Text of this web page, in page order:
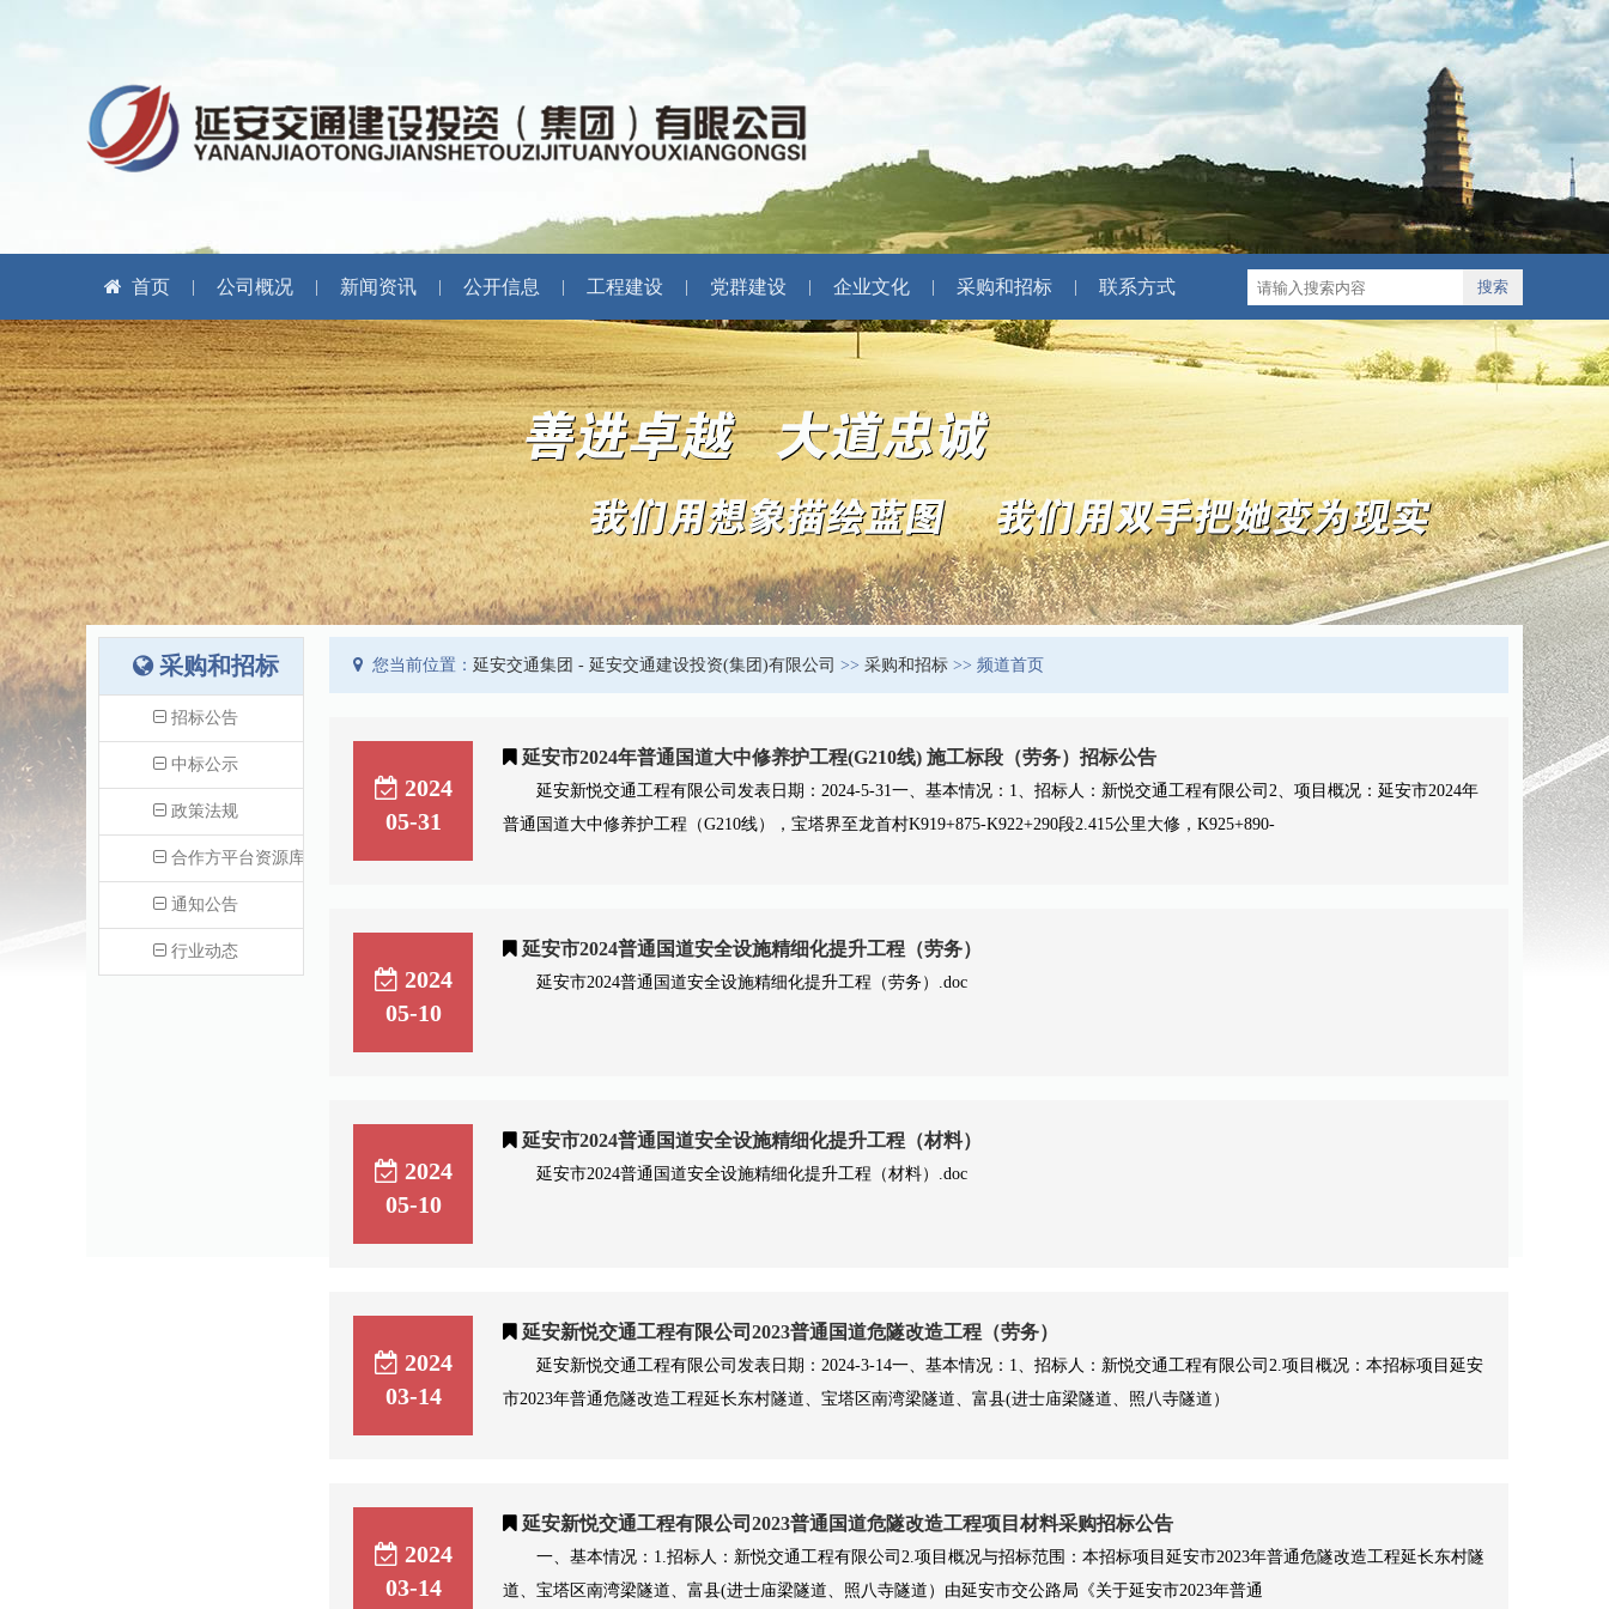
首页 公司概况 新闻资讯 公开信息 工程建设 党群建设 企业文化 采购和招标 联系方式
采购和招标
招标公告
中标公示
政策法规
合作方平台资源库
通知公告
行业动态
您当前位置： 延安交通集团 - 延安交通建设投资(集团)有限公司 >> 采购和招标 >> 频道首页
2024
05-31
延安市2024年普通国道大中修养护工程(G210线) 施工标段（劳务）招标公告
延安新悦交通工程有限公司发表日期：2024-5-31一、基本情况：1、招标人：新悦交通工程有限公司2、项目概况：延安市2024年
普通国道大中修养护工程（G210线），宝塔界至龙首村K919+875-K922+290段2.415公里大修，K925+890-
2024
05-10
延安市2024普通国道安全设施精细化提升工程（劳务）
延安市2024普通国道安全设施精细化提升工程（劳务）.doc
2024
05-10
延安市2024普通国道安全设施精细化提升工程（材料）
延安市2024普通国道安全设施精细化提升工程（材料）.doc
2024
03-14
延安新悦交通工程有限公司2023普通国道危隧改造工程（劳务）
延安新悦交通工程有限公司发表日期：2024-3-14一、基本情况：1、招标人：新悦交通工程有限公司2.项目概况：本招标项目延安
市2023年普通危隧改造工程延长东村隧道、宝塔区南湾梁隧道、富县(进士庙梁隧道、照八寺隧道）
2024
03-14
延安新悦交通工程有限公司2023普通国道危隧改造工程项目材料采购招标公告
一、基本情况：1.招标人：新悦交通工程有限公司2.项目概况与招标范围：本招标项目延安市2023年普通危隧改造工程延长东村隧
道、宝塔区南湾梁隧道、富县(进士庙梁隧道、照八寺隧道）由延安市交公路局《关于延安市2023年普通